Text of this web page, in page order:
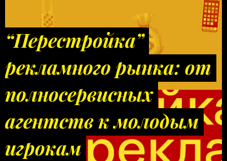
“Перестройка”
рекламного рынка: от
полносервисных
агентств к молодым
игрокам